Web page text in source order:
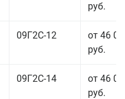
руб.
09Г2С-12
от 46
руб.
09Г2С-14
от 46
руб.